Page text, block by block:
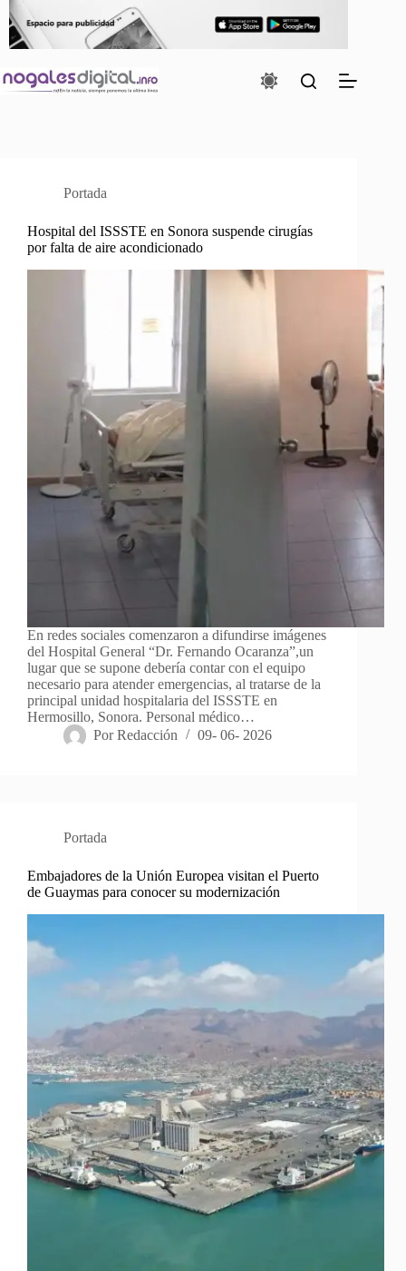
contenido
Portada
Hospital del ISSSTE en Sonora suspende cirugías
por falta de aire acondicionado
En redes sociales comenzaron a difundirse imágenes
del Hospital General “Dr. Fernando Ocaranza”,un
lugar que se supone debería contar con el equipo
necesario para atender emergencias, al tratarse de la
principal unidad hospitalaria del ISSSTE en
Hermosillo, Sonora. Personal médico…
Por Redacción 09- 06- 2026
Portada
Embajadores de la Unión Europea visitan el Puerto
de Guaymas para conocer su modernización